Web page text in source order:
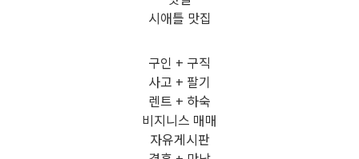
시애틀 맛집
구인 + 구직
사고 + 팔기
렌트 + 하숙
비지니스 매매
자유게시판